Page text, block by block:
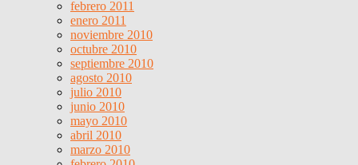
febrero 2011
enero 2011
noviembre 2010
octubre 2010
septiembre 2010
agosto 2010
julio 2010
junio 2010
mayo 2010
abril 2010
marzo 2010